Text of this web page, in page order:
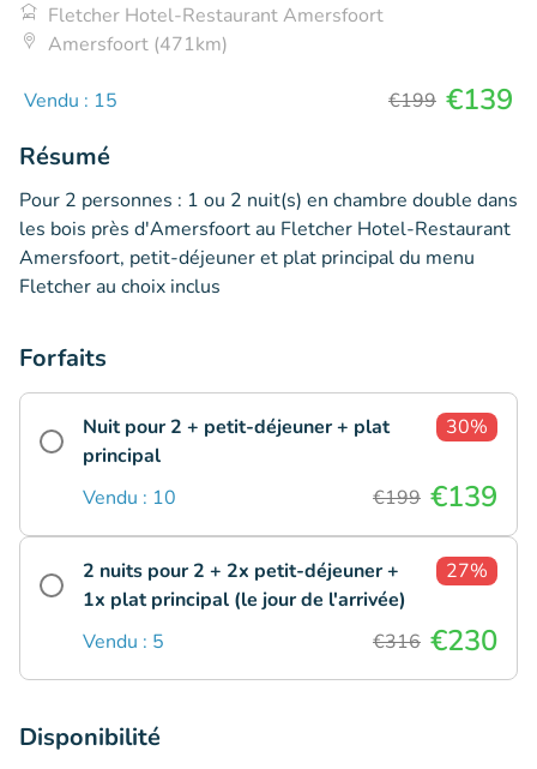
Fletcher Hotel-Restaurant Amersfoort
Amersfoort (471km)
Vendu : 15 €199 €139
Résumé
Pour 2 personnes : 1 ou 2 nuit(s) en chambre double dans
les bois près d'Amersfoort au Fletcher Hotel-Restaurant
Amersfoort, petit-déjeuner et plat principal du menu
Fletcher au choix inclus
Forfaits
Nuit pour 2 + petit-déjeuner + plat
principal
30%
Vendu : 10 €199 €139
2 nuits pour 2 + 2x petit-déjeuner +
1x plat principal (le jour de l'arrivée)
27%
Vendu : 5 €316 €230
Disponibilité